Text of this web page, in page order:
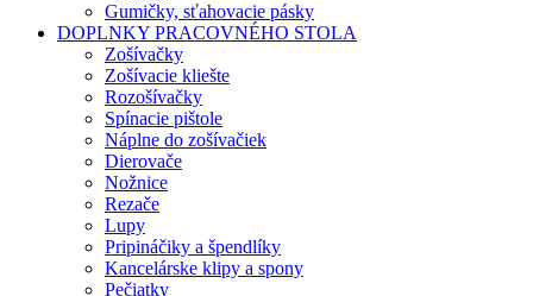
Gumičky, sťahovacie pásky
DOPLNKY PRACOVNÉHO STOLA
Zošívačky
Zošívacie kliešte
Rozošívačky
Spínacie pištole
Náplne do zošívačiek
Dierovače
Nožnice
Rezače
Lupy
Pripináčiky a špendlíky
Kancelárske klipy a spony
Pečiatky